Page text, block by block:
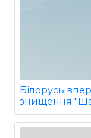
Білорусь
знищення